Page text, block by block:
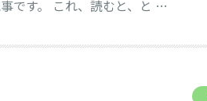
事です。 これ、読むと、と …